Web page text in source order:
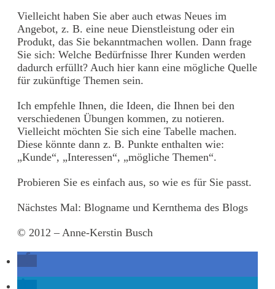
Vielleicht haben Sie aber auch etwas Neues im
Angebot, z. B. eine neue Dienstleistung oder ein
Produkt, das Sie bekanntmachen wollen. Dann frage
Sie sich: Welche Bedürfnisse Ihrer Kunden werden
dadurch erfüllt? Auch hier kann eine mögliche Quelle
für zukünftige Themen sein.
Ich empfehle Ihnen, die Ideen, die Ihnen bei den
verschiedenen Übungen kommen, zu notieren.
Vielleicht möchten Sie sich eine Tabelle machen.
Diese könnte dann z. B. Punkte enthalten wie:
„Kunde“, „Interessen“, „mögliche Themen“.
Probieren Sie es einfach aus, so wie es für Sie passt.
Nächstes Mal: Blogname und Kernthema des Blogs
© 2012 – Anne-Kerstin Busch